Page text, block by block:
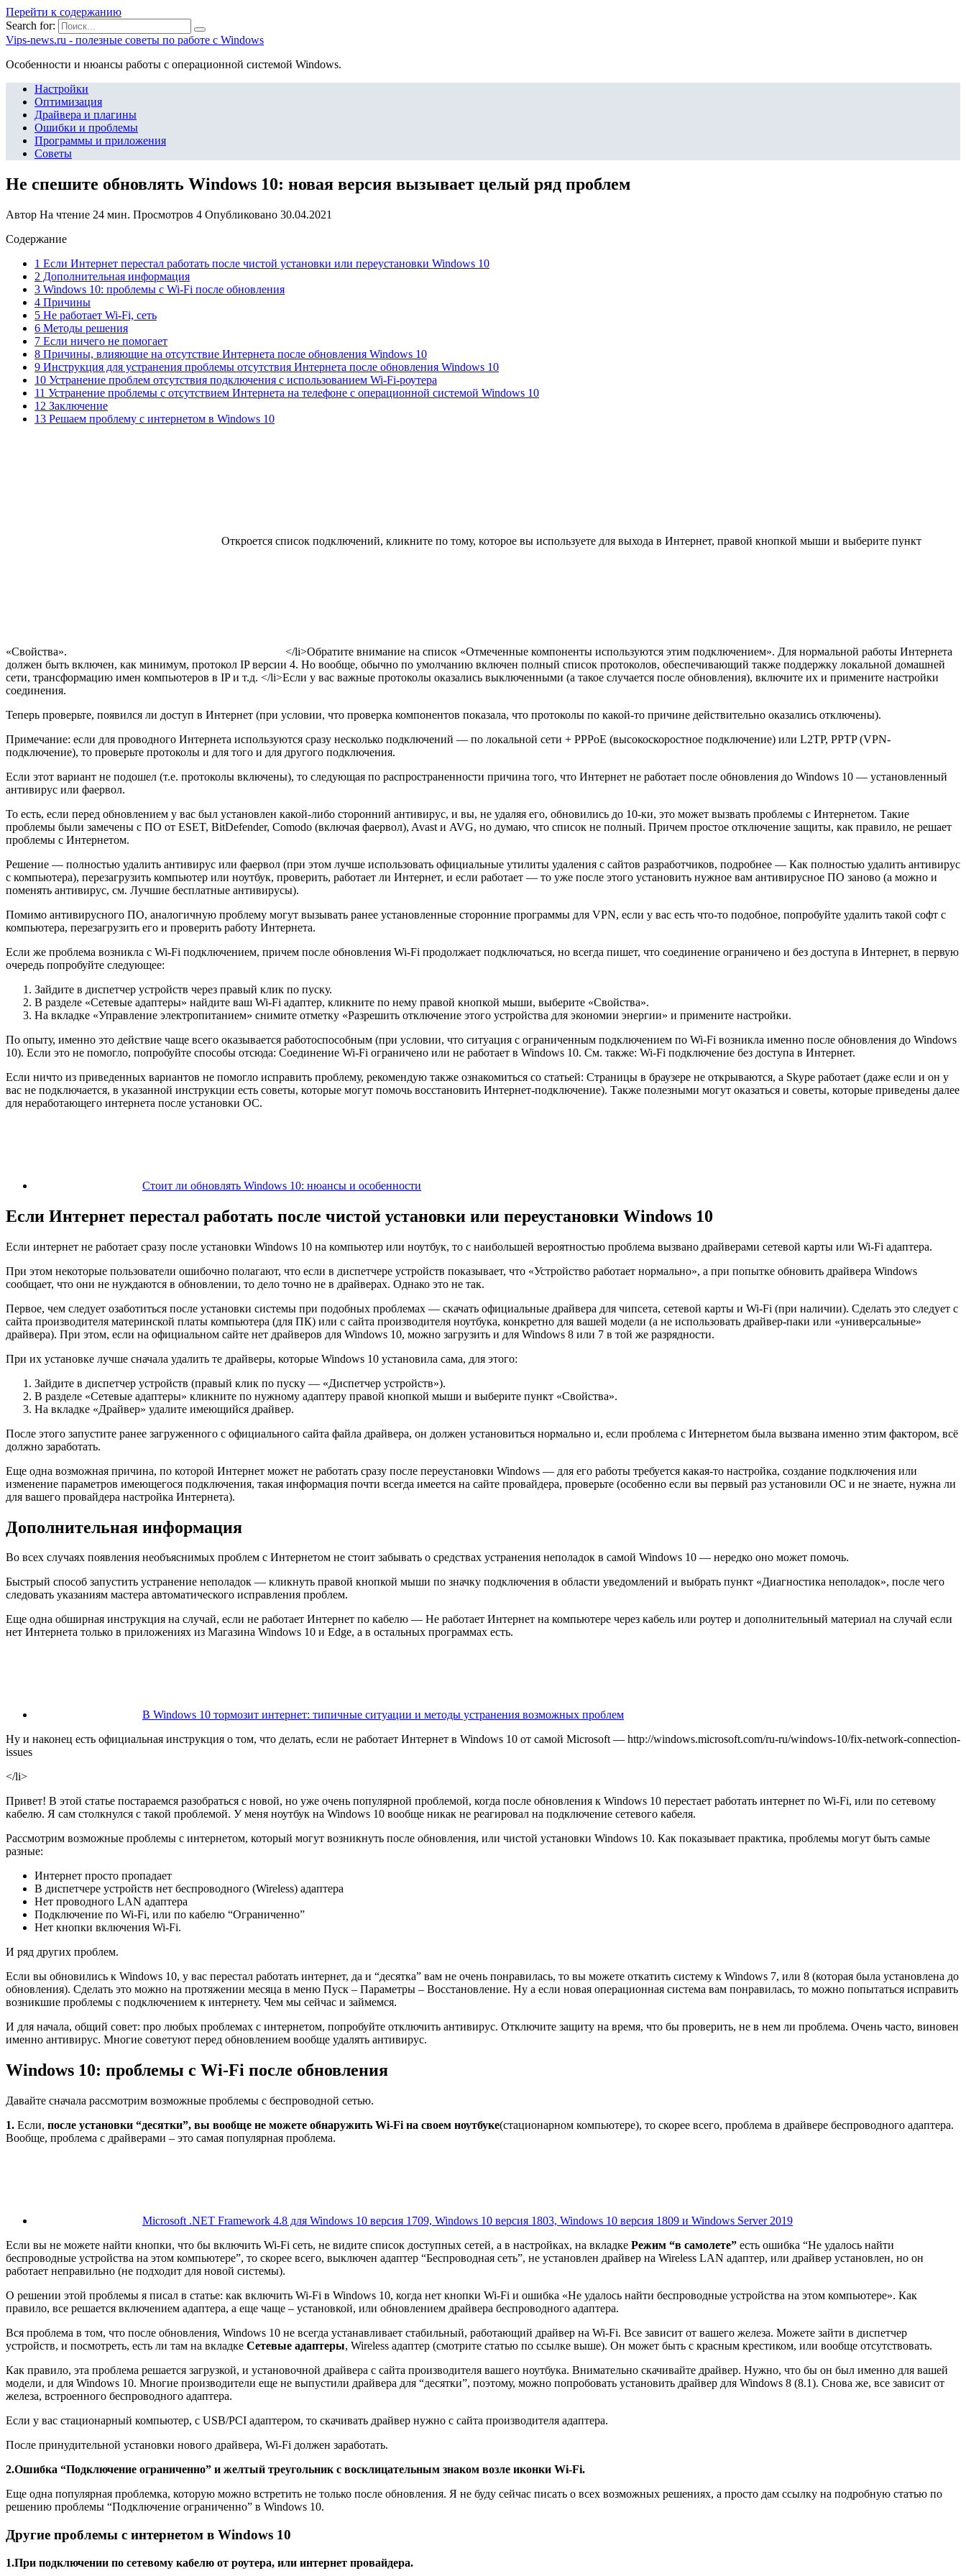
Перейти к содержанию
Search for:
Vips-news.ru - полезные советы по работе с Windows
Особенности и нюансы работы с операционной системой Windows.
Настройки
Оптимизация
Драйвера и плагины
Ошибки и проблемы
Программы и приложения
Советы
Не спешите обновлять Windows 10: новая версия вызывает целый ряд проблем
Автор На чтение 24 мин. Просмотров 4 Опубликовано 30.04.2021
Содержание
1 Если Интернет перестал работать после чистой установки или переустановки Windows 10
2 Дополнительная информация
3 Windows 10: проблемы с Wi-Fi после обновления
4 Причины
5 Не работает Wi-Fi, сеть
6 Методы решения
7 Если ничего не помогает
8 Причины, влияющие на отсутствие Интернета после обновления Windows 10
9 Инструкция для устранения проблемы отсутствия Интернета после обновления Windows 10
10 Устранение проблем отсутствия подключения с использованием Wi-Fi-роутера
11 Устранение проблемы с отсутствием Интернета на телефоне с операционной системой Windows 10
12 Заключение
13 Решаем проблему с интернетом в Windows 10
Откроется список подключений, кликните по тому, которое вы используете для выхода в Интернет, правой кнопкой мыши и выберите пункт
«Свойства».
</li>Обратите внимание на список «Отмеченные компоненты используются этим подключением». Для нормальной работы Интернета
должен быть включен, как минимум, протокол IP версии 4. Но вообще, обычно по умолчанию включен полный список протоколов, обеспечивающий также поддержку локальной домашней
сети, трансформацию имен компьютеров в IP и т.д. </li>Если у вас важные протоколы оказались выключенными (а такое случается после обновления), включите их и примените настройки
соединения.
Теперь проверьте, появился ли доступ в Интернет (при условии, что проверка компонентов показала, что протоколы по какой-то причине действительно оказались отключены).
Примечание: если для проводного Интернета используются сразу несколько подключений — по локальной сети + PPPoE (высокоскоростное подключение) или L2TP, PPTP (VPN-
подключение), то проверьте протоколы и для того и для другого подключения.
Если этот вариант не подошел (т.е. протоколы включены), то следующая по распространенности причина того, что Интернет не работает после обновления до Windows 10 — установленный
антивирус или фаервол.
То есть, если перед обновлением у вас был установлен какой-либо сторонний антивирус, и вы, не удаляя его, обновились до 10-ки, это может вызвать проблемы с Интернетом. Такие
проблемы были замечены с ПО от ESET, BitDefender, Comodo (включая фаервол), Avast и AVG, но думаю, что список не полный. Причем простое отключение защиты, как правило, не решает
проблемы с Интернетом.
Решение — полностью удалить антивирус или фаервол (при этом лучше использовать официальные утилиты удаления с сайтов разработчиков, подробнее — Как полностью удалить антивирус
с компьютера), перезагрузить компьютер или ноутбук, проверить, работает ли Интернет, и если работает — то уже после этого установить нужное вам антивирусное ПО заново (а можно и
поменять антивирус, см. Лучшие бесплатные антивирусы).
Помимо антивирусного ПО, аналогичную проблему могут вызывать ранее установленные сторонние программы для VPN, если у вас есть что-то подобное, попробуйте удалить такой софт с
компьютера, перезагрузить его и проверить работу Интернета.
Если же проблема возникла с Wi-Fi подключением, причем после обновления Wi-Fi продолжает подключаться, но всегда пишет, что соединение ограничено и без доступа в Интернет, в первую
очередь попробуйте следующее:
Зайдите в диспетчер устройств через правый клик по пуску.
В разделе «Сетевые адаптеры» найдите ваш Wi-Fi адаптер, кликните по нему правой кнопкой мыши, выберите «Свойства».
На вкладке «Управление электропитанием» снимите отметку «Разрешить отключение этого устройства для экономии энергии» и примените настройки.
По опыту, именно это действие чаще всего оказывается работоспособным (при условии, что ситуация с ограниченным подключением по Wi-Fi возникла именно после обновления до Windows
10). Если это не помогло, попробуйте способы отсюда: Соединение Wi-Fi ограничено или не работает в Windows 10. См. также: Wi-Fi подключение без доступа в Интернет.
Если ничто из приведенных вариантов не помогло исправить проблему, рекомендую также ознакомиться со статьей: Страницы в браузере не открываются, а Skype работает (даже если и он у
вас не подключается, в указанной инструкции есть советы, которые могут помочь восстановить Интернет-подключение). Также полезными могут оказаться и советы, которые приведены далее
для неработающего интернета после установки ОС.
Стоит ли обновлять Windows 10: нюансы и особенности
Если Интернет перестал работать после чистой установки или переустановки Windows 10
Если интернет не работает сразу после установки Windows 10 на компьютер или ноутбук, то с наибольшей вероятностью проблема вызвано драйверами сетевой карты или Wi-Fi адаптера.
При этом некоторые пользователи ошибочно полагают, что если в диспетчере устройств показывает, что «Устройство работает нормально», а при попытке обновить драйвера Windows
сообщает, что они не нуждаются в обновлении, то дело точно не в драйверах. Однако это не так.
Первое, чем следует озаботиться после установки системы при подобных проблемах — скачать официальные драйвера для чипсета, сетевой карты и Wi-Fi (при наличии). Сделать это следует с
сайта производителя материнской платы компьютера (для ПК) или с сайта производителя ноутбука, конкретно для вашей модели (а не использовать драйвер-паки или «универсальные»
драйвера). При этом, если на официальном сайте нет драйверов для Windows 10, можно загрузить и для Windows 8 или 7 в той же разрядности.
При их установке лучше сначала удалить те драйверы, которые Windows 10 установила сама, для этого:
Зайдите в диспетчер устройств (правый клик по пуску — «Диспетчер устройств»).
В разделе «Сетевые адаптеры» кликните по нужному адаптеру правой кнопкой мыши и выберите пункт «Свойства».
На вкладке «Драйвер» удалите имеющийся драйвер.
После этого запустите ранее загруженного с официального сайта файла драйвера, он должен установиться нормально и, если проблема с Интернетом была вызвана именно этим фактором, всё
должно заработать.
Еще одна возможная причина, по которой Интернет может не работать сразу после переустановки Windows — для его работы требуется какая-то настройка, создание подключения или
изменение параметров имеющегося подключения, такая информация почти всегда имеется на сайте провайдера, проверьте (особенно если вы первый раз установили ОС и не знаете, нужна ли
для вашего провайдера настройка Интернета).
Дополнительная информация
Во всех случаях появления необъяснимых проблем с Интернетом не стоит забывать о средствах устранения неполадок в самой Windows 10 — нередко оно может помочь.
Быстрый способ запустить устранение неполадок — кликнуть правой кнопкой мыши по значку подключения в области уведомлений и выбрать пункт «Диагностика неполадок», после чего
следовать указаниям мастера автоматического исправления проблем.
Еще одна обширная инструкция на случай, если не работает Интернет по кабелю — Не работает Интернет на компьютере через кабель или роутер и дополнительный материал на случай если
нет Интернета только в приложениях из Магазина Windows 10 и Edge, а в остальных программах есть.
В Windows 10 тормозит интернет: типичные ситуации и методы устранения возможных проблем
Ну и наконец есть официальная инструкция о том, что делать, если не работает Интернет в Windows 10 от самой Microsoft — http://windows.microsoft.com/ru-ru/windows-10/fix-network-connection-
issues
</li>
Привет! В этой статье постараемся разобраться с новой, но уже очень популярной проблемой, когда после обновления к Windows 10 перестает работать интернет по Wi-Fi, или по сетевому
кабелю. Я сам столкнулся с такой проблемой. У меня ноутбук на Windows 10 вообще никак не реагировал на подключение сетевого кабеля.
Рассмотрим возможные проблемы с интернетом, который могут возникнуть после обновления, или чистой установки Windows 10. Как показывает практика, проблемы могут быть самые
разные:
Интернет просто пропадает
В диспетчере устройств нет беспроводного (Wireless) адаптера
Нет проводного LAN адаптера
Подключение по Wi-Fi, или по кабелю “Ограниченно”
Нет кнопки включения Wi-Fi.
И ряд других проблем.
Если вы обновились к Windows 10, у вас перестал работать интернет, да и “десятка” вам не очень понравилась, то вы можете откатить систему к Windows 7, или 8 (которая была установлена до
обновления). Сделать это можно на протяжении месяца в меню Пуск – Параметры – Восстановление. Ну а если новая операционная система вам понравилась, то можно попытаться исправить
возникшие проблемы с подключением к интернету. Чем мы сейчас и займемся.
И для начала, общий совет: про любых проблемах с интернетом, попробуйте отключить антивирус. Отключите защиту на время, что бы проверить, не в нем ли проблема. Очень часто, виновен
именно антивирус. Многие советуют перед обновлением вообще удалять антивирус.
Windows 10: проблемы с Wi-Fi после обновления
Давайте сначала рассмотрим возможные проблемы с беспроводной сетью.
1. Если, после установки “десятки”, вы вообще не можете обнаружить Wi-Fi на своем ноутбуке(стационарном компьютере), то скорее всего, проблема в драйвере беспроводного адаптера.
Вообще, проблема с драйверами – это самая популярная проблема.
Microsoft .NET Framework 4.8 для Windows 10 версия 1709, Windows 10 версия 1803, Windows 10 версия 1809 и Windows Server 2019
Если вы не можете найти кнопки, что бы включить Wi-Fi сеть, не видите список доступных сетей, а в настройках, на вкладке Режим “в самолете” есть ошибка “Не удалось найти
беспроводные устройства на этом компьютере”, то скорее всего, выключен адаптер “Беспроводная сеть”, не установлен драйвер на Wireless LAN адаптер, или драйвер установлен, но он
работает неправильно (не подходит для новой системы).
О решении этой проблемы я писал в статье: как включить Wi-Fi в Windows 10, когда нет кнопки Wi-Fi и ошибка «Не удалось найти беспроводные устройства на этом компьютере». Как
правило, все решается включением адаптера, а еще чаще – установкой, или обновлением драйвера беспроводного адаптера.
Вся проблема в том, что после обновления, Windows 10 не всегда устанавливает стабильный, работающий драйвер на Wi-Fi. Все зависит от вашего железа. Можете зайти в диспетчер
устройств, и посмотреть, есть ли там на вкладке Сетевые адаптеры, Wireless адаптер (смотрите статью по ссылке выше). Он может быть с красным крестиком, или вообще отсутствовать.
Как правило, эта проблема решается загрузкой, и установочной драйвера с сайта производителя вашего ноутбука. Внимательно скачивайте драйвер. Нужно, что бы он был именно для вашей
модели, и для Windows 10. Многие производители еще не выпустили драйвера для “десятки”, поэтому, можно попробовать установить драйвер для Windows 8 (8.1). Снова же, все зависит от
железа, встроенного беспроводного адаптера.
Если у вас стационарный компьютер, с USB/PCI адаптером, то скачивать драйвер нужно с сайта производителя адаптера.
После принудительной установки нового драйвера, Wi-Fi должен заработать.
2.Ошибка “Подключение ограниченно” и желтый треугольник с восклицательным знаком возле иконки Wi-Fi.
Еще одна популярная проблемка, которую можно встретить не только после обновления. Я не буду сейчас писать о всех возможных решениях, а просто дам ссылку на подробную статью по
решению проблемы “Подключение ограниченно” в Windows 10.
Другие проблемы с интернетом в Windows 10
1.При подключении по сетевому кабелю от роутера, или интернет провайдера.